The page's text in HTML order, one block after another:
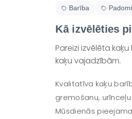
Barība Padomi
Kā izvēlēties
Pareizi izvēlēta
kaķu vajadzībām.
Kvalitatīva kaķu
gremošanu,
Mūsdienās